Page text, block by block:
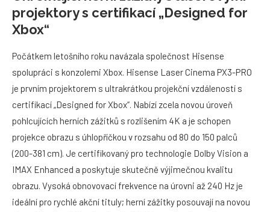
projektory s certifikací „Designed for
Xbox“
Počátkem letošního roku navázala společnost Hisense
spolupráci s konzolemi Xbox. Hisense Laser Cinema PX3-PRO
je prvním projektorem s ultrakrátkou projekční vzdáleností s
certifikací „Designed for Xbox“. Nabízí zcela novou úroveň
pohlcujících herních zážitků s rozlišením 4K a je schopen
projekce obrazu s úhlopříčkou v rozsahu od 80 do 150 palců
(200-381 cm). Je certifikovaný pro technologie Dolby Vision a
IMAX Enhanced a poskytuje skutečně výjimečnou kvalitu
obrazu. Vysoká obnovovací frekvence na úrovni až 240 Hz je
ideální pro rychlé akční tituly; herní zážitky posouvají na novou